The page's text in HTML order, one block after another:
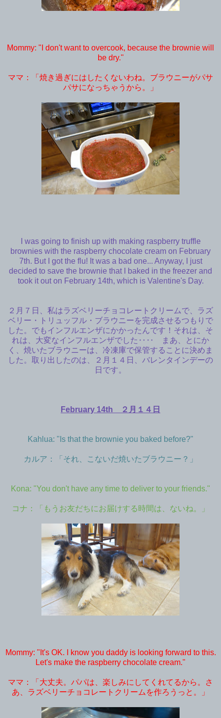
Mommy: "I don't want to overcook, because the brownie will
be dry."
ママ：「焼き過ぎにはしたくないわね。ブラウニーがパサ
パサになっちゃうから。」
I was going to finish up with making raspberry truffle
brownies with the raspberry chocolate cream on February
7th. But I got the flu! It was a bad one... Anyway, I just
decided to save the brownie that I baked in the freezer and
took it out on February 14th, which is Valentine's Day.
２月７日、私はラズベリーチョコレートクリームで、ラズ
ベリー・トリュッフル・ブラウニーを完成させるつもりで
した。でもインフルエンザにかかったんです！それは、そ
れは、大変なインフルエンザでした‥‥ まあ、とにか
く、焼いたブラウニーは、冷凍庫で保管することに決めま
した。取り出したのは、２月１４日、バレンタインデーの
日です。
February 14th ２月１４日
Kahlua: "Is that the brownie you baked before?"
カルア：「それ、こないだ焼いたブラウニー？」
Kona: "You don't have any time to deliver to your friends."
コナ：「もうお友だちにお届けする時間は、ないね。」
Mommy: "It's OK. I know you daddy is looking forward to this.
Let's make the raspberry chocolate cream."
ママ：「大丈夫。パパは、楽しみにしてくれてるから。さ
あ、ラズベリーチョコレートクリームを作ろうっと。」